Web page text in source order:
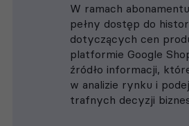
W ramach
pełny dostęp do
dotyczących cen
platformie Google
źródło informacji,
w analizie rynku i
trafnych decyzji